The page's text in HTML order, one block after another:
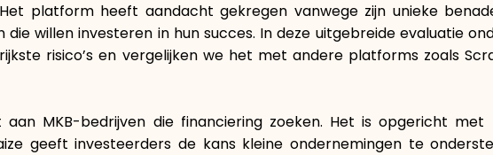
Merken
platform heeft aandacht gekregen vanwege zijn unieke
willen investeren in hun succes. In deze uitgebreide evaluatie
risico’s en vergelijken we het met andere platforms zoals
MKB-bedrijven die financiering zoeken. Het is opgericht
geeft investeerders de kans kleine ondernemingen te